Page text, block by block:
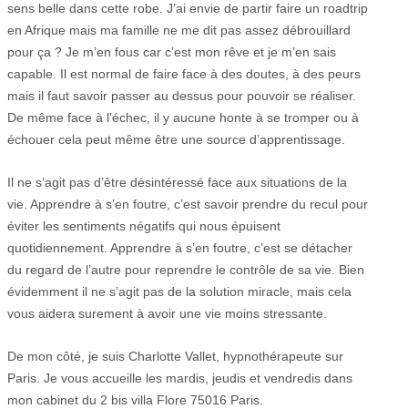
sens belle dans cette robe. J’ai envie de partir faire un roadtrip
en Afrique mais ma famille ne me dit pas assez débrouillard
pour ça ? Je m’en fous car c’est mon rêve et je m’en sais
capable. Il est normal de faire face à des doutes, à des peurs
mais il faut savoir passer au dessus pour pouvoir se réaliser.
De même face à l’échec, il y aucune honte à se tromper ou à
échouer cela peut même être une source d’apprentissage.
Il ne s’agit pas d’être désintéressé face aux situations de la
vie. Apprendre à s’en foutre, c’est savoir prendre du recul pour
éviter les sentiments négatifs qui nous épuisent
quotidiennement. Apprendre à s’en foutre, c’est se détacher
du regard de l’autre pour reprendre le contrôle de sa vie. Bien
évidemment il ne s’agit pas de la solution miracle, mais cela
vous aidera surement à avoir une vie moins stressante.
De mon côté, je suis Charlotte Vallet, hypnothérapeute sur
Paris. Je vous accueille les mardis, jeudis et vendredis dans
mon cabinet du 2 bis villa Flore 75016 Paris.